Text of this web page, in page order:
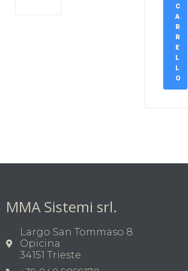
C
A
R
R
E
L
L
O
MMA Sistemi srl.
Largo San Tommaso 8
Opicina
34151 Trieste